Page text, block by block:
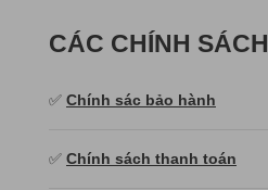
CÁC CHÍNH SÁCH
✅ Chính sác bảo hành
✅ Chính sách thanh toán